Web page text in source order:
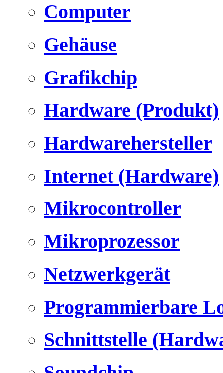
Computer
Gehäuse
Grafikchip
Hardware (Produkt)
Hardwarehersteller
Internet (Hardware)
Mikrocontroller
Mikroprozessor
Netzwerkgerät
Programmierbare
Schnittstelle